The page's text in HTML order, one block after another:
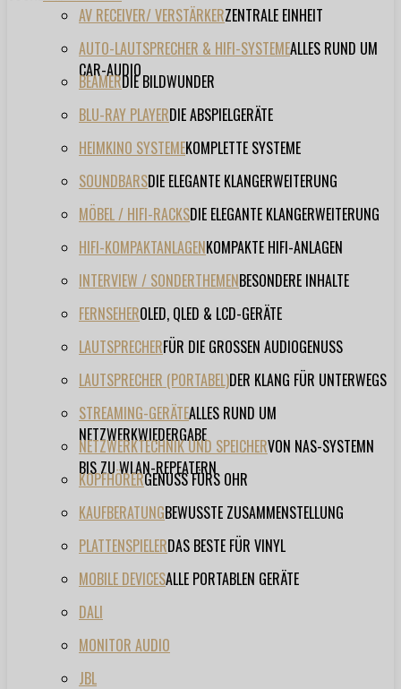
AV RECEIVER/ VERSTÄRKERZENTRALE EINHEIT
AUTO-LAUTSPRECHER & HIFI-SYSTEMEALLES RUND UM
CAR-AUDIO
BEAMERDIE BILDWUNDER
BLU-RAY PLAYERDIE ABSPIELGERÄTE
HEIMKINO SYSTEMEKOMPLETTE SYSTEME
SOUNDBARSDIE ELEGANTE KLANGERWEITERUNG
MÖBEL / HIFI-RACKSDIE ELEGANTE KLANGERWEITERUNG
HIFI-KOMPAKTANLAGENKOMPAKTE HIFI-ANLAGEN
INTERVIEW / SONDERTHEMENBESONDERE INHALTE
FERNSEHEROLED, QLED & LCD-GERÄTE
LAUTSPRECHERFÜR DIE GROSSEN AUDIOGENUSS
LAUTSPRECHER (PORTABEL)DER KLANG FÜR UNTERWEGS
STREAMING-GERÄTEALLES RUND UM
NETZWERKWIEDERGABE
NETZWERKTECHNIK UND SPEICHERVON NAS-SYSTEMN
BIS ZU WLAN-REPEATERN
KOPFHÖRERGENUSS FÜRS OHR
KAUFBERATUNGBEWUSSTE ZUSAMMENSTELLUNG
PLATTENSPIELERDAS BESTE FÜR VINYL
MOBILE DEVICESALLE PORTABLEN GERÄTE
DALI
MONITOR AUDIO
JBL